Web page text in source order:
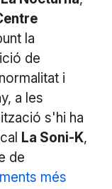
la
de
i
a les
s'hi ha
La Soni-K,
de
més